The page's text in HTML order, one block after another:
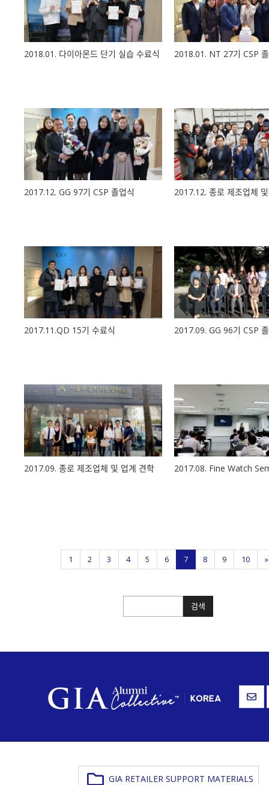
2018.01. 다이아몬드 단기 실습 수료식 2018.01. NT 27기 CSP
2017.12. GG 97기 CSP 졸업식 2017.12. 종로 제조업체
2017.11.QD 15기 수료식 2017.09. GG 96기 CSP
2017.09. 종로 제조업체 및 업계 견학 2017.08. Fine Watch
1 2 3 4 5 6 7 8 9 10 »
검색
GIA RETAILER SUPPORT MATERIALS